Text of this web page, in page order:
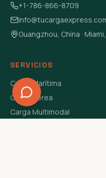
+1-786-866-8709
Guangzhou, China · Miami,
SERVICIOS
Carga Marítima
Carga Aérea
Carga Multimodal